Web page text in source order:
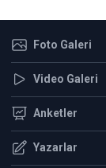
Foto Galeri
Video Galeri
Anketler
Yazarlar